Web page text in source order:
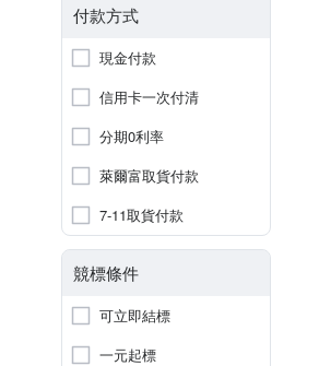
付款方式
現金付款
信用卡一次付清
分期0利率
萊爾富取貨付款
7-11取貨付款
競標條件
可立即結標
一元起標